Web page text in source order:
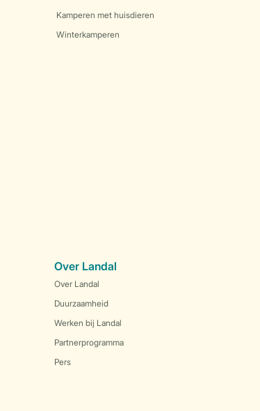
Kamperen met huisdieren
Winterkamperen
Over Landal
Over Landal
Duurzaamheid
Werken bij Landal
Partnerprogramma
Pers